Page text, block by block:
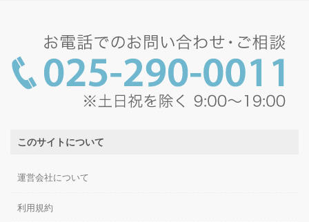
このサイトについて
運営会社について
利用規約